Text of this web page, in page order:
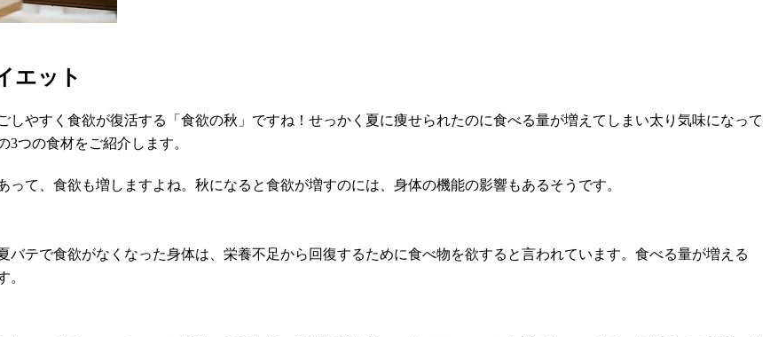
エット
やすく食欲が復活する「食欲の秋」ですね！せっかく夏に痩せられたのに食べる量が増えてしまい太り気味になって
つの食材をご紹介します。
て、食欲も増しますよね。秋になると食欲が増すのには、身体の機能の影響もあるそうです。
テで食欲がなくなった身体は、栄養不足から回復するために食べ物を欲すると言われています。食べる量が増える
。